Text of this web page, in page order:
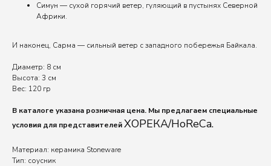
Симун — сухой горячий ветер, гуляющий в пустынях Северной
Африки.
И наконец, Сарма — сильный ветер с западного побережья Байкала.
Диаметр: 8 см
Высота: 3 см
Вес: 120 гр
В каталоге указана розничная цена. Мы предлагаем специальные
условия для представителейХОРЕКА/HoReCa.
Материал: керамика Stoneware
Тип: соусник